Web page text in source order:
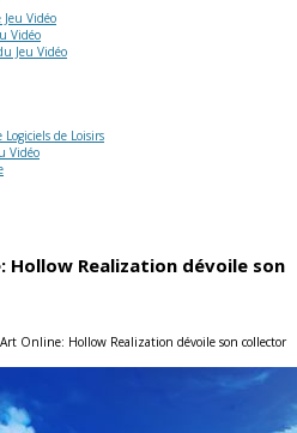
Jeu Vidéo
Vidéo
Jeu Vidéo
de Loisirs
Vidéo
Hollow Realization dévoile son
Online: Hollow Realization dévoile son collector